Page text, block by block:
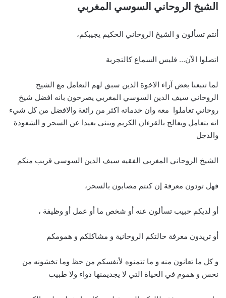
الشيخ الروحاني السوسي المغربي
أنتم تسألون و الشيخ الروحاني الحكيم يجيبكم،
اتصلوا الآن… فليس السماع كالتجربة
لما تتبعنا بعض آراء الاخوة الذين سبق لهم التعامل مع الشيخ
الروحاني سيف الدين السوسي المغربي يصرحون بانه افضل شيخ
روحاني تعاملوا معه وان خدماته اكثر من رائعة والافضل من كل شيء
انه يتعامل ويعالج بالقرءان الكريم وينئى بعيدا عن السحر و الشعوذة
والدجل
الشيخ الروحاني المغربي الفقيه سيف الدين السوسي قريب منكم
فهل تودون معرفة إن كنتم مصابون بالسحر،
أو لديكم حبيب تسألون عنه أو شخص ما أو عمل أو وظيفة ،
أو تريدون معرفة حالتكم الروحانية و مشاكلكم و همومكم
و كل ما تعانون منه و ما تتمنوه لأنفسكم من حظ وما تخشونه من
نحس و هموم في الحياة التي لا يجديمنها دواء ولا طبيب